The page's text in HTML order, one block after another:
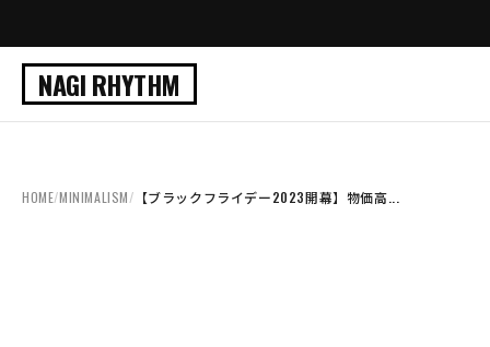
NAGI RHYTHM
HOME/MINIMALISM/ 【ブラックフライデー2023開幕】物価高...